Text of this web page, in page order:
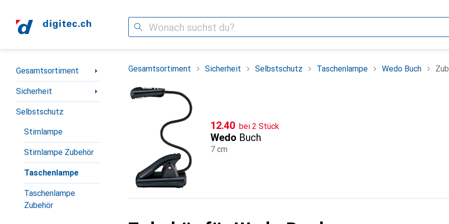
Suche
Navigation nach Kategorien
Gesamtsortiment
Sicherheit
Selbstschutz
Stirnlampe
Stirnlampe Zubehör
Taschenlampe
Taschenlampe
Zubehör
Gesamtsortiment Sicherheit Selbstschutz Taschenlampe Wedo Buch
CHF
12.40 bei 2 Stück
Wedo Buch
7 cm